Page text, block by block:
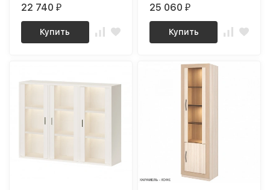
22 740₽
Купить
25 060₽
Купить